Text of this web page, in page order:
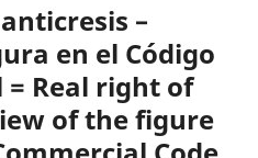
–
en el Código
= Real right of
of the figure